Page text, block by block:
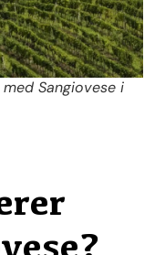
Sangiovese i